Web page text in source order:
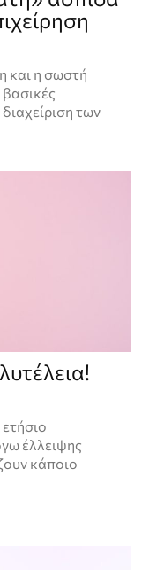
και η σωστή
των
έλλειψης
κάποιο